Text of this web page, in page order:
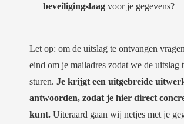
beveiligingslaag voor je gegevens?
Let op: om de uitslag te ontvangen
eind om je mailadres zodat we de uitslag
sturen. Je krijgt een uitgebreide
antwoorden, zodat je hier direct
kunt. Uiteraard gaan wij netjes met je